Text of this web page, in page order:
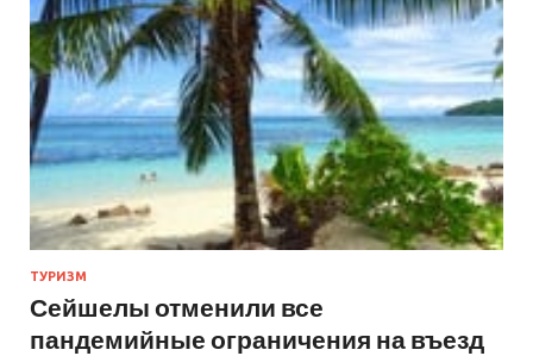
ТУРИЗМ
Сейшелы отменили все
пандемийные ограничения на въезд